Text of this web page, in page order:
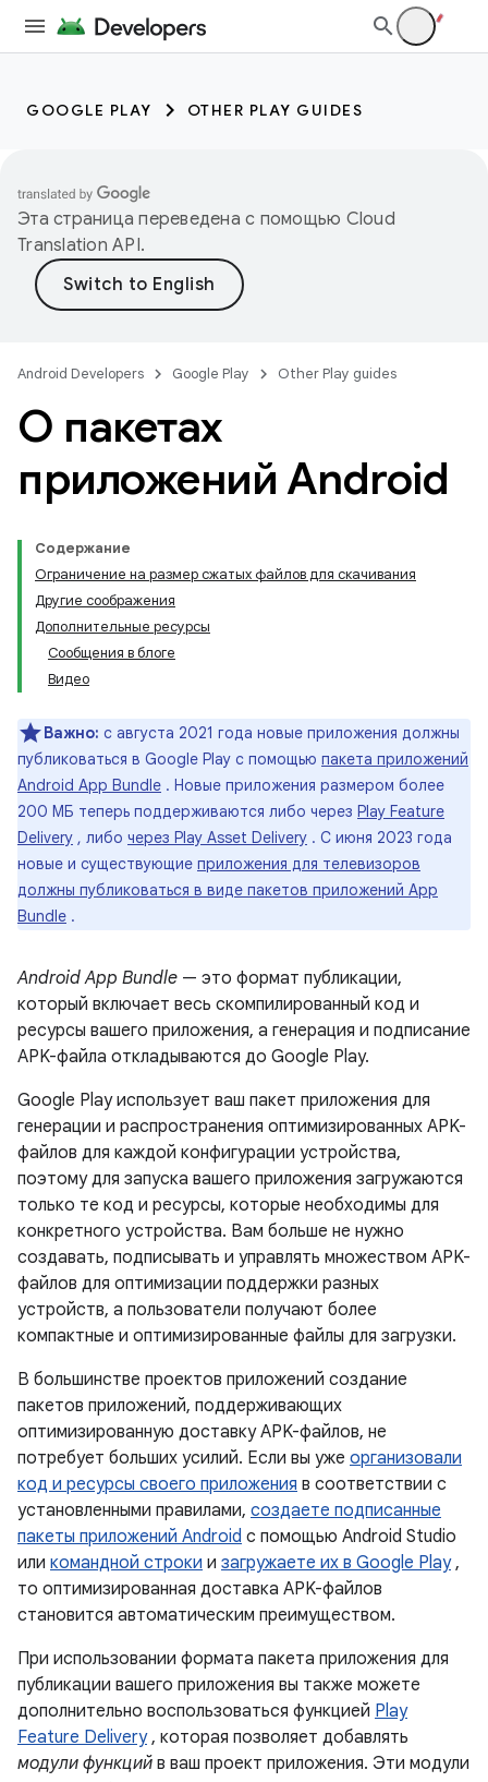
GOOGLE PLAY OTHER PLAY GUIDES
Эта страница переведена с помощью Cloud
Translation API.
Android Developers Google Play Other Play guides
О пакетах
приложений Android
Содержание
Ограничение на размер сжатых файлов для скачивания
Другие соображения
Дополнительные ресурсы
Сообщения в блоге
Видео
Важно: с августа 2021 года новые приложения должны
публиковаться в Google Play с помощью пакета приложений
Android App Bundle . Новые приложения размером более
200 МБ теперь поддерживаются либо через Play Feature
Delivery , либо через Play Asset Delivery . С июня 2023 года
новые и существующие приложения для телевизоров
должны публиковаться в виде пакетов приложений App
Bundle .
Android App Bundle — это формат публикации,
который включает весь скомпилированный код и
ресурсы вашего приложения, а генерация и подписание
APK-файла откладываются до Google Play.
Google Play использует ваш пакет приложения для
генерации и распространения оптимизированных APK-
файлов для каждой конфигурации устройства,
поэтому для запуска вашего приложения загружаются
только те код и ресурсы, которые необходимы для
конкретного устройства. Вам больше не нужно
создавать, подписывать и управлять множеством APK-
файлов для оптимизации поддержки разных
устройств, а пользователи получают более
компактные и оптимизированные файлы для загрузки.
В большинстве проектов приложений создание
пакетов приложений, поддерживающих
оптимизированную доставку APK-файлов, не
потребует больших усилий. Если вы уже организовали
код и ресурсы своего приложения в соответствии с
установленными правилами, создаете подписанные
пакеты приложений Android с помощью Android Studio
или командной строки и загружаете их в Google Play,
то оптимизированная доставка APK-файлов
становится автоматическим преимуществом.
При использовании формата пакета приложения для
публикации вашего приложения вы также можете
дополнительно воспользоваться функцией Play
Feature Delivery, которая позволяет добавлять
модули функций в ваш проект приложения. Эти модули